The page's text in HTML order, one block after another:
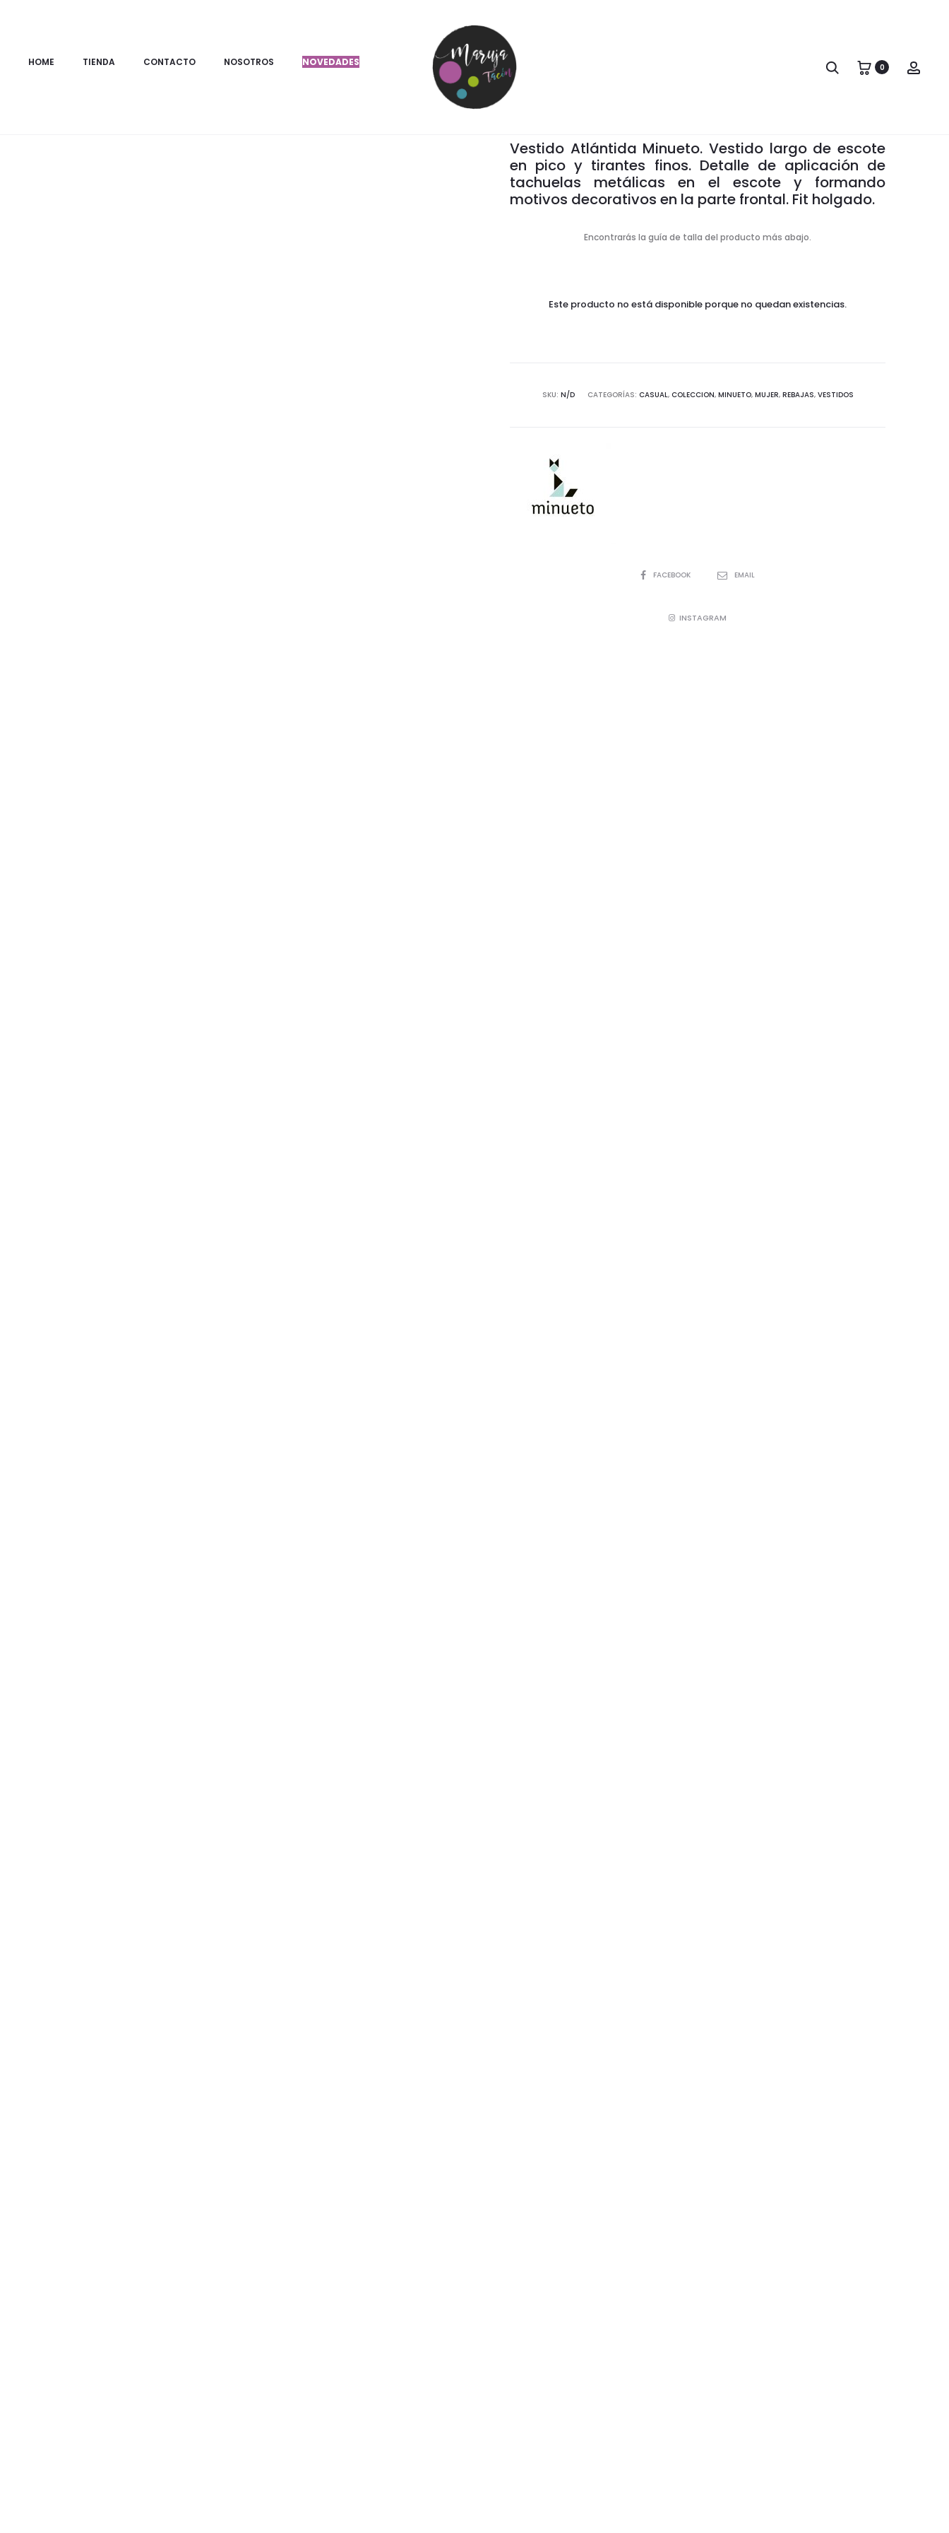
HOME TIENDA CONTACTO NOSOTROS NOVEDADES Search 0
Vestido Atlántida Minueto. Vestido largo de escote
en pico y tirantes finos. Detalle de aplicación de
tachuelas metálicas en el escote y formando
motivos decorativos en la parte frontal. Fit holgado.
Encontrarás la guía de talla del producto más abajo.
Este producto no está disponible porque no quedan existencias.
SKU: N/D CATEGORÍAS: CASUAL, COLECCION, MINUETO, MUJER, REBAJAS, VESTIDOS
SHAREFACEBOOK EMAIL
INSTAGRAM